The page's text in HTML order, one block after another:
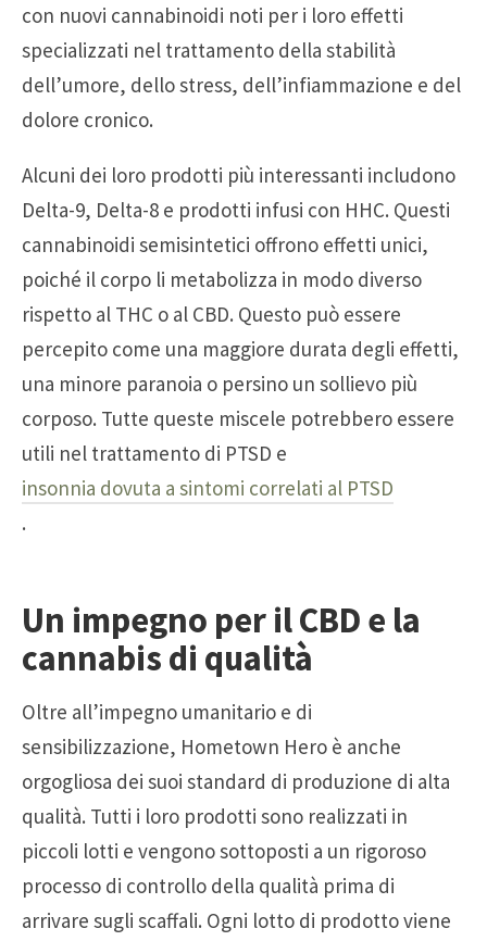
con nuovi cannabinoidi noti per i loro effetti
specializzati nel trattamento della stabilità
dell’umore, dello stress, dell’infiammazione e del
dolore cronico.
Alcuni dei loro prodotti più interessanti includono
Delta-9, Delta-8 e prodotti infusi con HHC. Questi
cannabinoidi semisintetici offrono effetti unici,
poiché il corpo li metabolizza in modo diverso
rispetto al THC o al CBD. Questo può essere
percepito come una maggiore durata degli effetti,
una minore paranoia o persino un sollievo più
corposo. Tutte queste miscele potrebbero essere
utili nel trattamento di PTSD e
insonnia dovuta a sintomi correlati al PTSD
.
Un impegno per il CBD e la
cannabis di qualità
Oltre all’impegno umanitario e di
sensibilizzazione, Hometown Hero è anche
orgogliosa dei suoi standard di produzione di alta
qualità. Tutti i loro prodotti sono realizzati in
piccoli lotti e vengono sottoposti a un rigoroso
processo di controllo della qualità prima di
arrivare sugli scaffali. Ogni lotto di prodotto viene